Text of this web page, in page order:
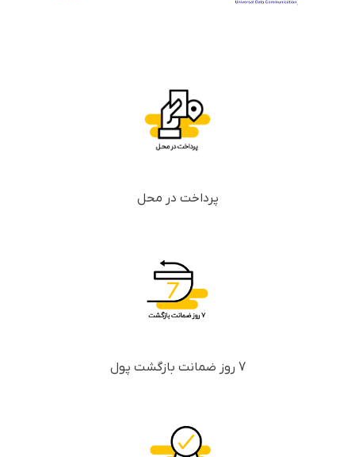
پرداخت در محل
7 روز ضمانت بازگشت پول